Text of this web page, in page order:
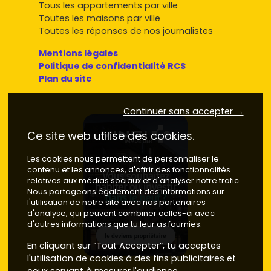
Tous les appartements par ville
Toutes les maisons par ville
Toutes les réponses de nos journalistes
Mentions légales
Politique de confidentialité RCS
Plan du site
Continuer sans accepter →
Ce site web utilise des cookies.
Les cookies nous permettent de personnaliser le
contenu et les annonces, d'offrir des fonctionnalités
relatives aux médias sociaux et d'analyser notre trafic.
Nous partageons également des informations sur
l'utilisation de notre site avec nos partenaires
d'analyse, qui peuvent combiner celles-ci avec
d'autres informations que tu leur as fournies.
En cliquant sur “Tout Accepter”, tu acceptes
l'utilisation de cookies à des fins publicitaires et